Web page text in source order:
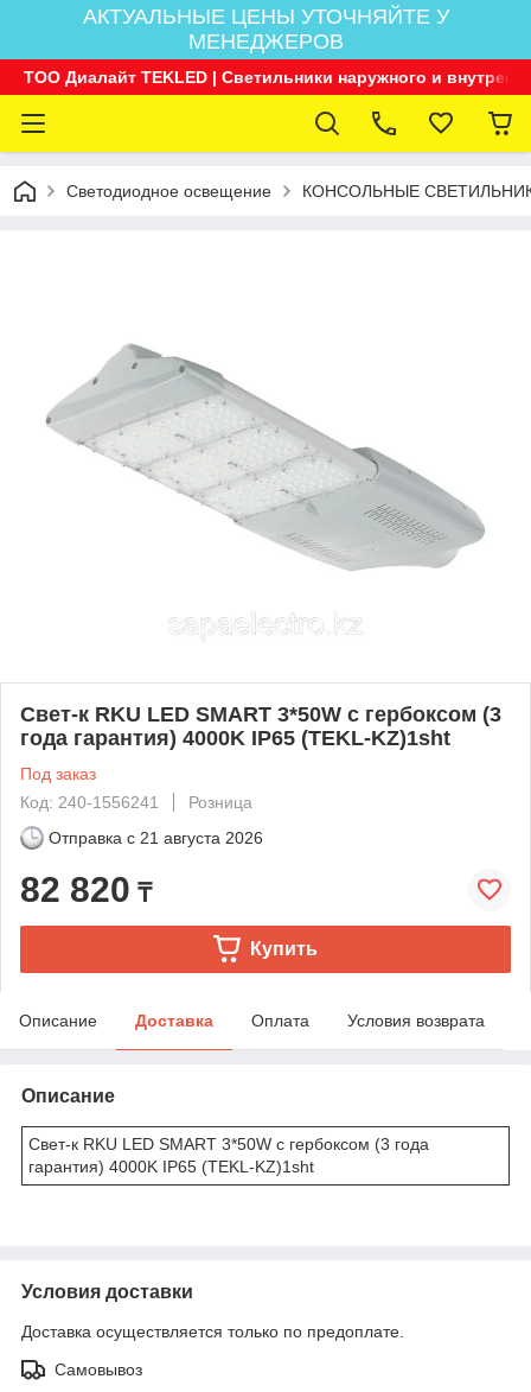
АКТУАЛЬНЫЕ ЦЕНЫ УТОЧНЯЙТЕ У
МЕНЕДЖЕРОВ
ТОО Диалайт TEKLED | Светильники наружного и
Светодиодное освещение КОНСОЛЬНЫЕ
Свет-к RKU LED SMART 3*50W с гербоксом (3
года гарантия) 4000K IP65 (TEKL-KZ)1sht
Под заказ
Код: 240-1556241
Розница
Отправка с 21 августа 2026
82 820 ₸
Купить
Описание Доставка Оплата Условия возврата
Описание
Свет-к RKU LED SMART 3*50W с гербоксом (3 года
гарантия) 4000K IP65 (TEKL-KZ)1sht
Условия доставки
Доставка осуществляется только по предоплате.
Самовывоз